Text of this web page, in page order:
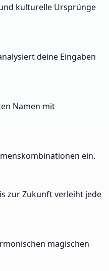
kulturelle Ursprünge
deine Eingaben
Namen mit
ein.
zur Zukunft verleiht jede
magischen